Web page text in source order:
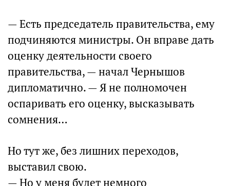
— Есть председатель правительства, ему
подчиняются министры. Он вправе дать
оценку деятельности своего
правительства, — начал Чернышов
дипломатично. — Я не полномочен
оспаривать его оценку, высказывать
сомнения…
Но тут же, без лишних переходов,
выставил свою.
— Но у меня будет немного